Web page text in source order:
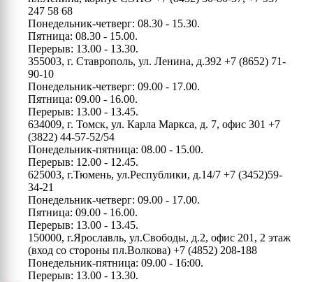
247 58 68
Понедельник-четверг: 08.30 - 15.30.
Пятница: 08.30 - 15.00.
Перерыв: 13.00 - 13.30.
355003, г. Ставрополь, ул. Ленина, д.392 +7 (8652) 71-
90-10
Понедельник-четверг: 09.00 - 17.00.
Пятница: 09.00 - 16.00.
Перерыв: 13.00 - 13.45.
634009, г. Томск, ул. Карла Маркса, д. 7, офис 301 +7
(3822) 44-57-52/54
Понедельник-пятница: 08.00 - 15.00.
Перерыв: 12.00 - 12.45.
625003, г.Тюмень, ул.Республики, д.14/7 +7 (3452)59-
34-21
Понедельник-четверг: 09.00 - 17.00.
Пятница: 09.00 - 16.00.
Перерыв: 13.00 - 13.45.
150000, г.Ярославль, ул.Свободы, д.2, офис 201, 2 этаж
(вход со стороны пл.Волкова) +7 (4852) 208-188
Понедельник-пятница: 09.00 - 16:00.
Перерыв: 13.00 - 13.30.